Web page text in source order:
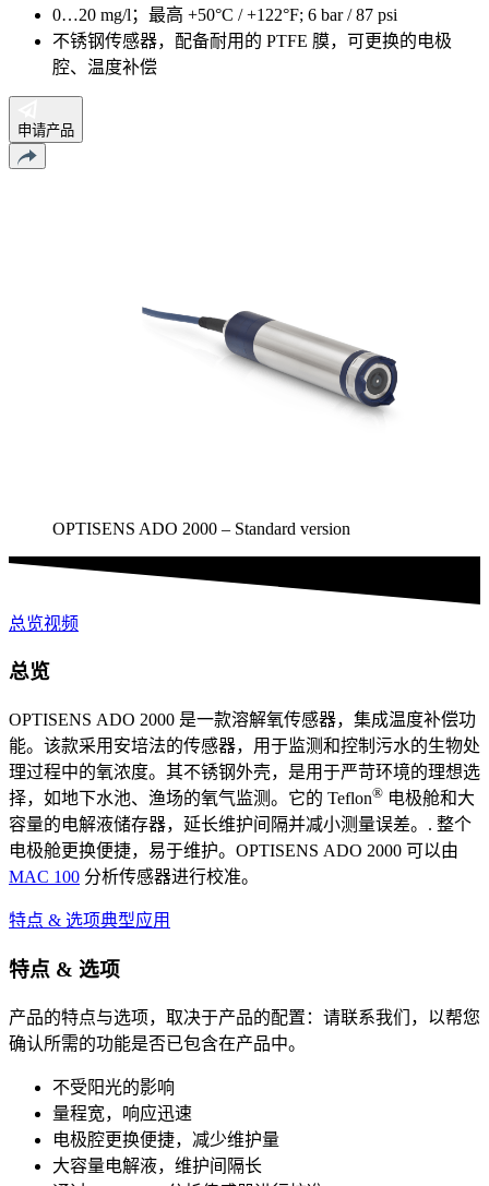
0…20 mg/l；最高 +50°C / +122°F; 6 bar / 87 psi
不锈钢传感器，配备耐用的 PTFE 膜，可更换的电极
腔、温度补偿
申请产品
OPTISENS ADO 2000 – Standard version
总览视频
总览
OPTISENS ADO 2000 是一款溶解氧传感器，集成温度补偿功
能。该款采用安培法的传感器，用于监测和控制污水的生物处
理过程中的氧浓度。其不锈钢外壳，是用于严苛环境的理想选
择，如地下水池、渔场的氧气监测。它的 Teflon® 电极舱和大
容量的电解液储存器，延长维护间隔并减小测量误差。. 整个
电极舱更换便捷，易于维护。OPTISENS ADO 2000 可以由
MAC 100 分析传感器进行校准。
特点 & 选项典型应用
特点 & 选项
产品的特点与选项，取决于产品的配置：请联系我们，以帮您
确认所需的功能是否已包含在产品中。
不受阳光的影响
量程宽，响应迅速
电极腔更换便捷，减少维护量
大容量电解液，维护间隔长